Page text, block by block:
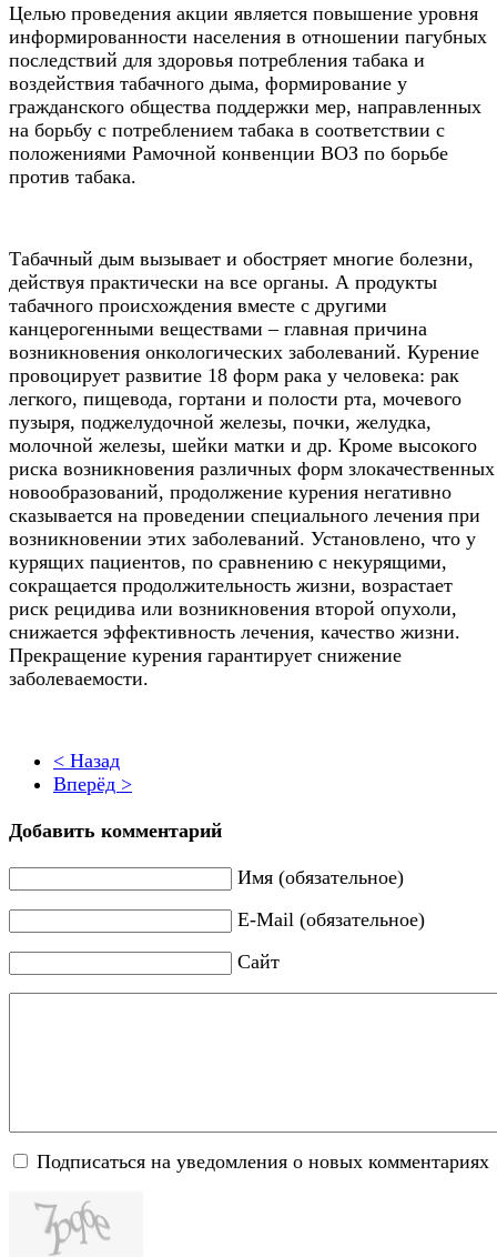
Целью проведения акции является повышение уровня
информированности населения в отношении пагубных
последствий для здоровья потребления табака и
воздействия табачного дыма, формирование у
гражданского общества поддержки мер, направленных
на борьбу с потреблением табака в соответствии с
положениями Рамочной конвенции ВОЗ по борьбе
против табака.
Табачный дым вызывает и обостряет многие болезни,
действуя практически на все органы. А продукты
табачного происхождения вместе с другими
канцерогенными веществами – главная причина
возникновения онкологических заболеваний. Курение
провоцирует развитие 18 форм рака у человека: рак
легкого, пищевода, гортани и полости рта, мочевого
пузыря, поджелудочной железы, почки, желудка,
молочной железы, шейки матки и др. Кроме высокого
риска возникновения различных форм злокачественных
новообразований, продолжение курения негативно
сказывается на проведении специального лечения при
возникновении этих заболеваний. Установлено, что у
курящих пациентов, по сравнению с некурящими,
сокращается продолжительность жизни, возрастает
риск рецидива или возникновения второй опухоли,
снижается эффективность лечения, качество жизни.
Прекращение курения гарантирует снижение
заболеваемости.
< Назад
Вперёд >
Добавить комментарий
Имя (обязательное)
E-Mail (обязательное)
Сайт
Подписаться на уведомления о новых комментариях